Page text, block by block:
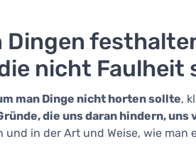
Dingen
nicht Faulheit
man Dinge nicht horten sollte,
die uns daran hindern, uns
in der Art und Weise, wie man